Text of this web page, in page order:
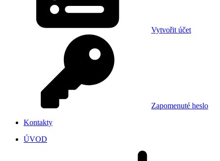
Vytvořit účet
Zapomenuté heslo
Kontakty
ÚVOD